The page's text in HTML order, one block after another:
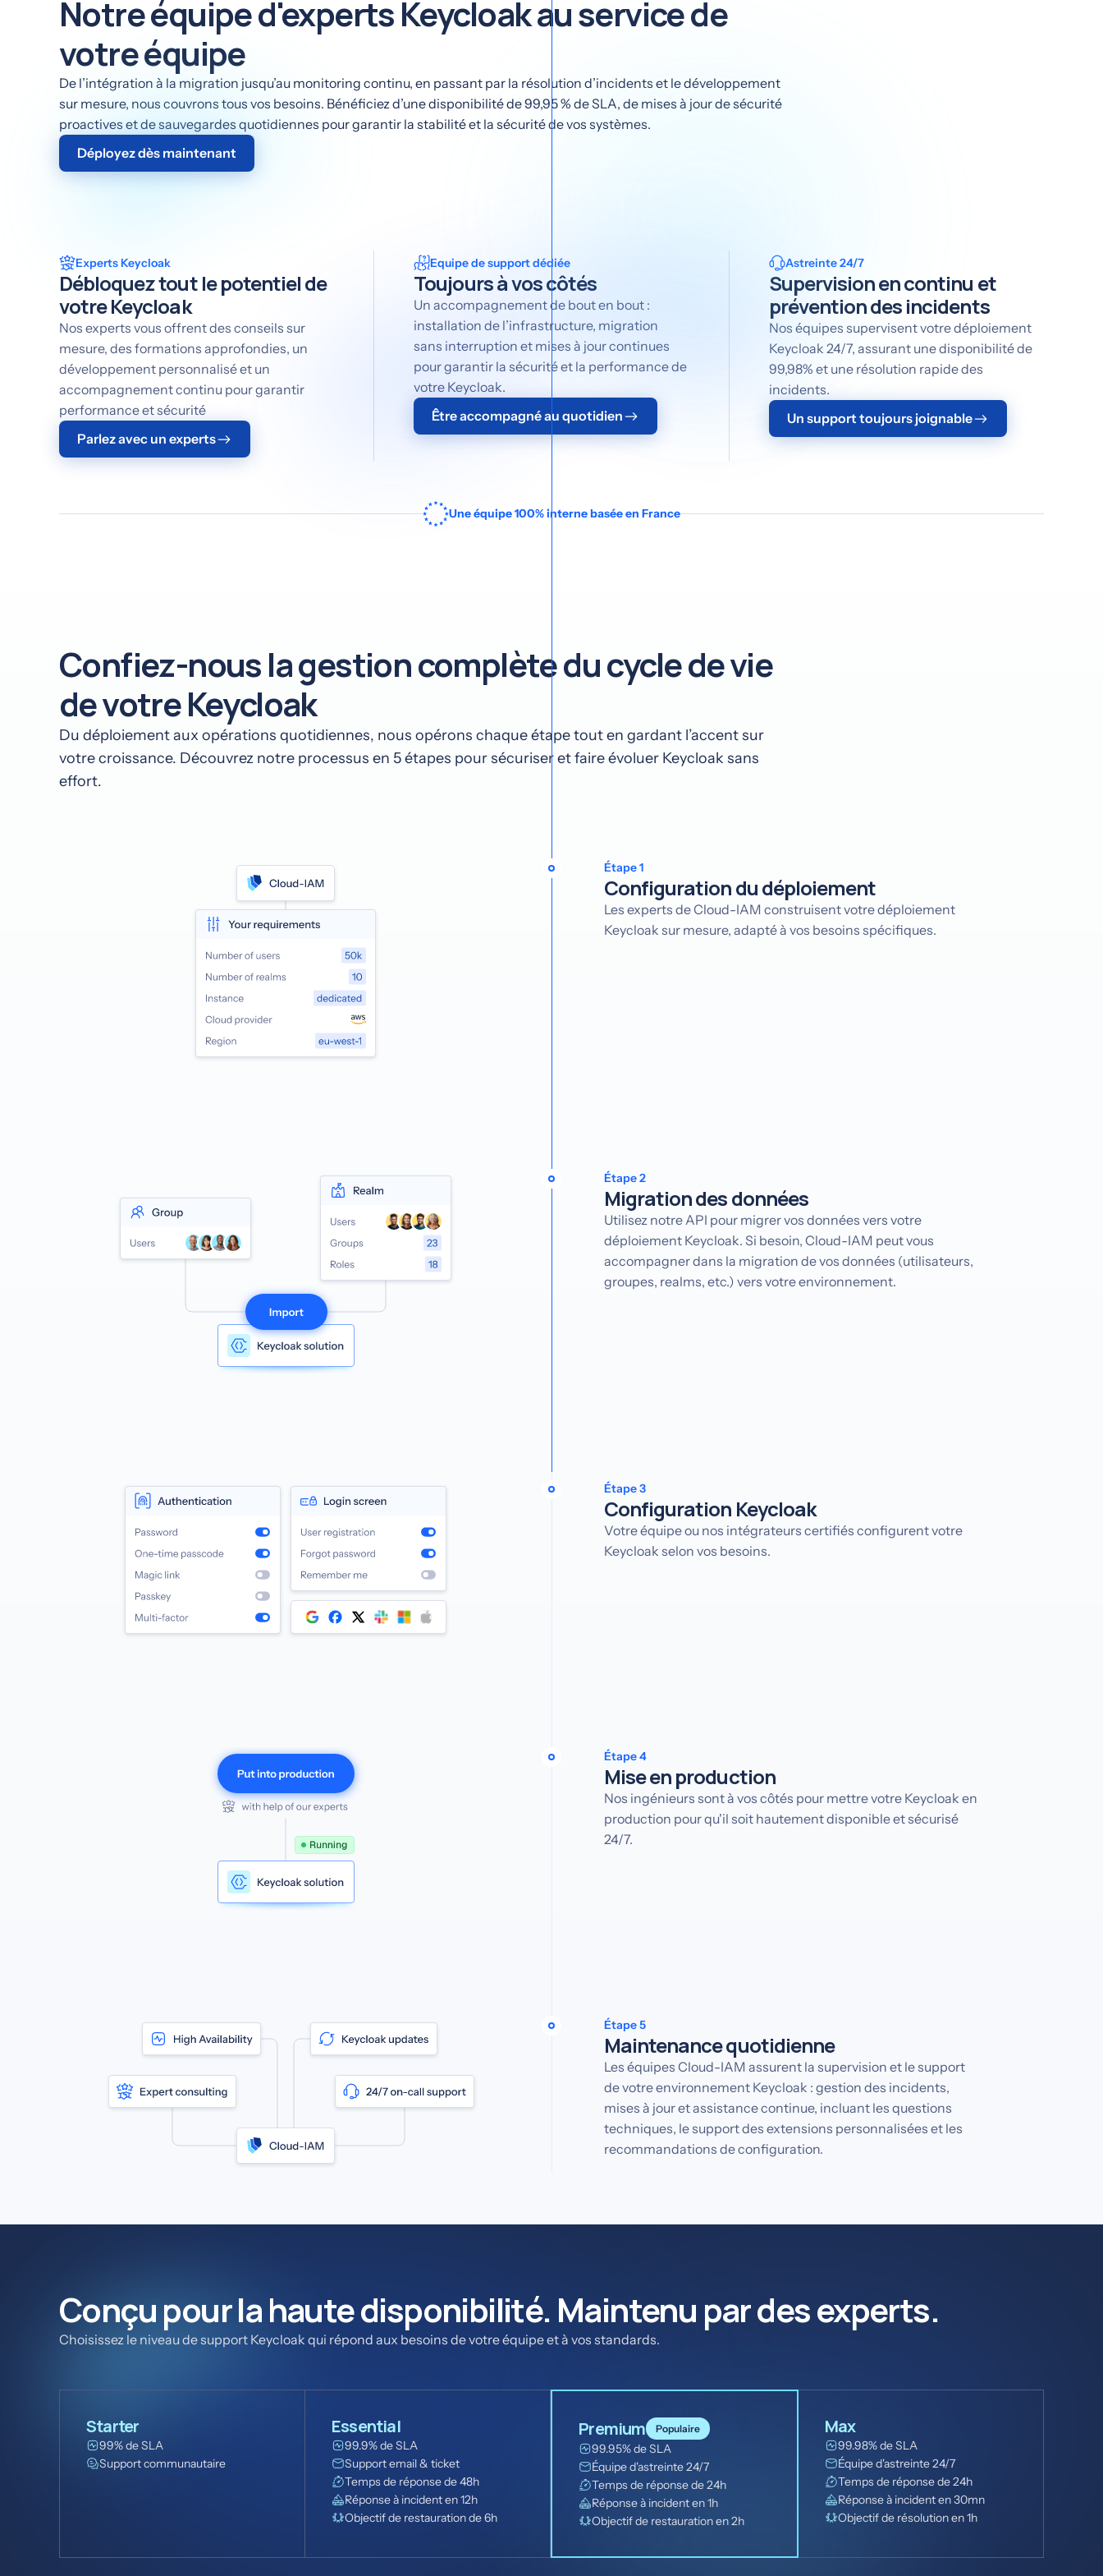
Notre équipe d'experts Keycloak au service de
votre équipe
De l’intégration à la migration jusqu’au monitoring continu, en passant par la résolution d’incidents et le développement
sur mesure, nous couvrons tous vos besoins. Bénéficiez d’une disponibilité de 99,95 % de SLA, de mises à jour de sécurité
proactives et de sauvegardes quotidiennes pour garantir la stabilité et la sécurité de vos systèmes.
Déployez dès maintenant
Experts Keycloak
Débloquez tout le potentiel de
votre Keycloak
Nos experts vous offrent des conseils sur
mesure, des formations approfondies, un
développement personnalisé et un
accompagnement continu pour garantir
performance et sécurité
Parlez avec un experts
Equipe de support dédiée
Toujours à vos côtés
Un accompagnement de bout en bout :
installation de l’infrastructure, migration
sans interruption et mises à jour continues
pour garantir la sécurité et la performance de
votre Keycloak.
Être accompagné au quotidien
Astreinte 24/7
Supervision en continu et
prévention des incidents
Nos équipes supervisent votre déploiement
Keycloak 24/7, assurant une disponibilité de
99,98% et une résolution rapide des
incidents.
Un support toujours joignable
Une équipe 100% interne basée en France
Confiez-nous la gestion complète du cycle de vie
de votre Keycloak
Du déploiement aux opérations quotidiennes, nous opérons chaque étape tout en gardant l’accent sur
votre croissance. Découvrez notre processus en 5 étapes pour sécuriser et faire évoluer Keycloak sans
effort.
Étape 1
Configuration du déploiement
Les experts de Cloud-IAM construisent votre déploiement
Keycloak sur mesure, adapté à vos besoins spécifiques.
Étape 2
Migration des données
Utilisez notre API pour migrer vos données vers votre
déploiement Keycloak. Si besoin, Cloud-IAM peut vous
accompagner dans la migration de vos données (utilisateurs,
groupes, realms, etc.) vers votre environnement.
Étape 3
Configuration Keycloak
Votre équipe ou nos intégrateurs certifiés configurent votre
Keycloak selon vos besoins.
Étape 4
Mise en production
Nos ingénieurs sont à vos côtés pour mettre votre Keycloak en
production pour qu'il soit hautement disponible et sécurisé
24/7.
Étape 5
Maintenance quotidienne
Les équipes Cloud-IAM assurent la supervision et le support
de votre environnement Keycloak : gestion des incidents,
mises à jour et assistance continue, incluant les questions
techniques, le support des extensions personnalisées et les
recommandations de configuration.
Conçu pour la haute disponibilité. Maintenu par des experts.
Choisissez le niveau de support Keycloak qui répond aux besoins de votre équipe et à vos standards.
Starter
99% de SLA
Support communautaire
Essential
99.9% de SLA
Support email & ticket
Temps de réponse de 48h
Réponse à incident en 12h
Objectif de restauration de 6h
Premium Populaire
99.95% de SLA
Équipe d'astreinte 24/7
Temps de réponse de 24h
Réponse à incident en 1h
Objectif de restauration en 2h
Max
99.98% de SLA
Équipe d'astreinte 24/7
Temps de réponse de 24h
Réponse à incident en 30mn
Objectif de résolution en 1h